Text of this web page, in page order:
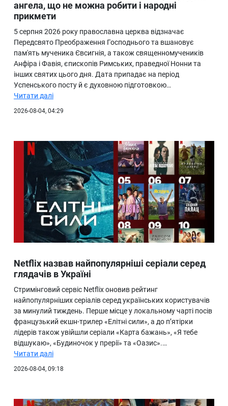
ангела, що не можна робити і народні
прикмети
5 серпня 2026 року православна церква відзначає
Передсвято Преображення Господнього та вшановує
пам'ять мученика Євсигнія, а також священномучеників
Анфіра і Фавія, єпископів Римських, праведної Нонни та
інших святих цього дня. Дата припадає на період
Успенського посту й є духовною підготовкою…
Читати далі
2026-08-04, 04:29
Netflix назвав найпопулярніші серіали серед
глядачів в Україні
Стримінговий сервіс Netflix оновив рейтинг
найпопулярніших серіалів серед українських користувачів
за минулий тиждень. Перше місце у локальному чарті посів
французький екшн-трилер «Елітні сили», а до п’ятірки
лідерів також увійшли серіали «Карта бажань», «Я тебе
відшукаю», «Будиночок у прерії» та «Оазис».…
Читати далі
2026-08-04, 09:18